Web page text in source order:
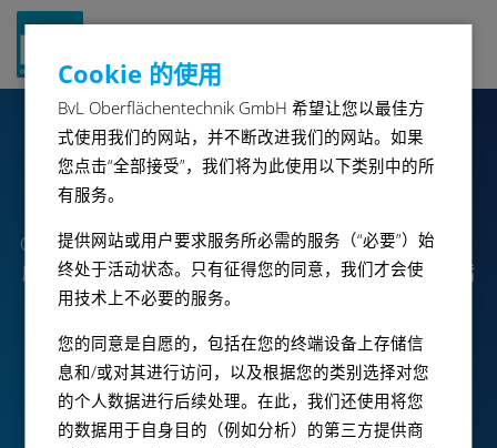
OceanRC
Ocean RC 是一款通用冲洗清洗装置,配有易于打开的顶盖。
所有工艺步骤在一个腔室内 进行。通过工件架绕 U 形喷嘴
系统旋转,确保全方位的彻底清洗。
小册
Cookie 的使用
BvL Oberflächentechnik GmbH 希望让您以最佳方
式使用我们的网站，并不断改进我们的网站。如果
您点击“全部接受”，我们将为此使用以下类别中的所
有服务。
提供网站或用户要求服务所必需的服务（“必要”）始
终处于活动状态。只有征得您的同意，我们才会使
用技术上不必要的服务。
您的同意是自愿的，包括在您的终端设备上存储信
息和/或对其进行访问，以及根据您的类别选择对您
的个人数据进行后续处理。在此，我们还使用将您
的数据用于自身目的（例如分析）的第三方提供商